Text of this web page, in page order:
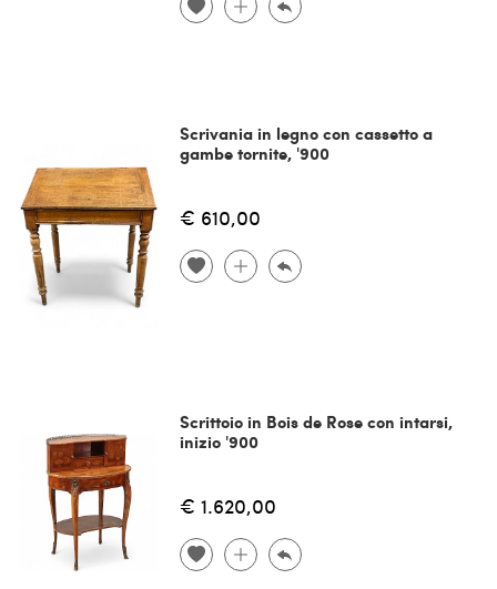
Scrivania in legno con cassetto a
gambe tornite, '900
€ 610,00
Scrittoio in Bois de Rose con intarsi,
inizio '900
€ 1.620,00